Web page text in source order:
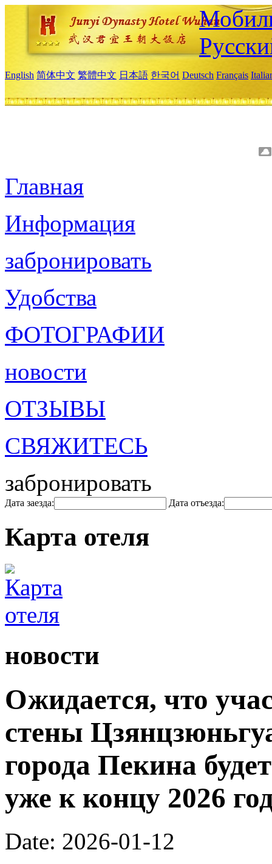
English 简体中文 繁體中文 日本語 한국어 Deutsch Français
Главная
Информация
забронировать
Удобства
ФОТОГРАФИИ
новости
ОТЗЫВЫ
СВЯЖИТЕСЬ
забронировать
Дата заезда: Дата отъезда:
Карта отеля
новости
Ожидается, что
стены
города Пекина
уже к концу 2026
Date: 2026-01-12